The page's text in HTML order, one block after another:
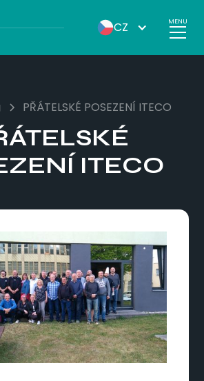
CZ MENU
PŘÁTELSKÉ POSEZENÍ ITECO
ITECO